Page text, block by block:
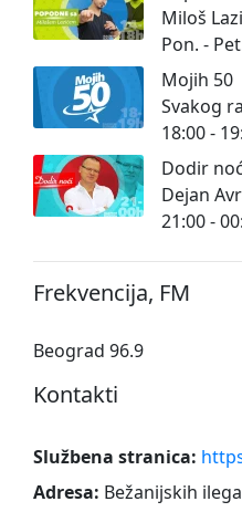
Miloš
Pon. -
Mojih 50
Svakog
18:00 -
Dodir
Dejan
21:00 -
Frekvencija, FM
Beograd 96.9
Kontakti
Službena stranica:
Adresa: Bežanijskih